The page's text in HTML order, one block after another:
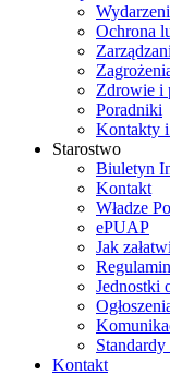
Ochrona
Zdrowie i
Poradniki
Kontakty i
Starostwo
Biuletyn
Kontakt
Władze
ePUAP
Jak
Jednostki
Kontakt